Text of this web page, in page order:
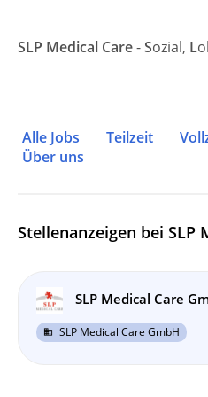
SLP Medical Care-Sozial, L
Alle Jobs Teilzeit
Über uns
Stellenanzeigen bei SLP
SLP Medical Care
business SLP Medical Care GmbH